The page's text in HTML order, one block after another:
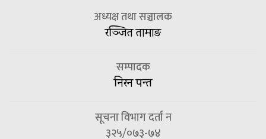
अध्यक्ष तथा सञ्चालक
रञ्जित तामाङ
सम्पादक
निरन पन्त
सूचना विभाग दर्ता न
३२५/०७३-७४